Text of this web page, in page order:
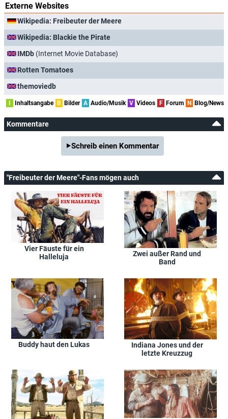
Externe Websites
Wikipedia: Freibeuter der Meere
Wikipedia: Blackie the Pirate
IMDb (Internet Movie Database)
Rotten Tomatoes
themoviedb
I Inhaltsangabe B Bilder A Audio/Musik V Videos F Forum N Blog/News
Kommentare
Schreib einen Kommentar
"Freibeuter der Meere"-Fans mögen auch
Vier Fäuste für ein
Halleluja
Zwei außer Rand und
Band
Buddy haut den Lukas
Indiana Jones und der
letzte Kreuzzug